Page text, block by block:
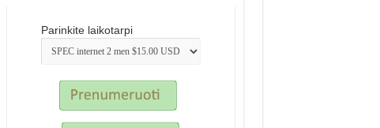
Parinkite laikotarpi